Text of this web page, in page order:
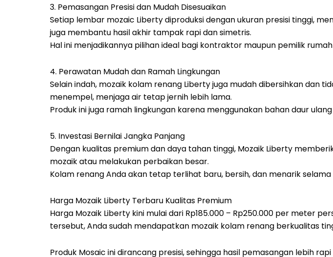
3. Pemasangan Presisi dan Mudah Disesuaikan
Setiap lembar mozaic Liberty diproduksi dengan ukuran presisi tinggi,
juga membantu hasil akhir tampak rapi dan simetris.
Hal ini menjadikannya pilihan ideal bagi kontraktor maupun pemilik
4. Perawatan Mudah dan Ramah Lingkungan
Selain indah, mozaik kolam renang Liberty juga mudah dibersihkan dan
menempel, menjaga air tetap jernih lebih lama.
Produk ini juga ramah lingkungan karena menggunakan bahan daur
5. Investasi Bernilai Jangka Panjang
Dengan kualitas premium dan daya tahan tinggi, Mozaik Liberty
mozaik atau melakukan perbaikan besar.
Kolam renang Anda akan tetap terlihat baru, bersih, dan menarik
Harga Mozaik Liberty Terbaru Kualitas Premium
Harga Mozaik Liberty kini mulai dari Rp185.000 – Rp250.000 per meter
tersebut, Anda sudah mendapatkan mozaik kolam renang berkualitas
Produk Mosaic ini dirancang presisi, sehingga hasil pemasangan lebih